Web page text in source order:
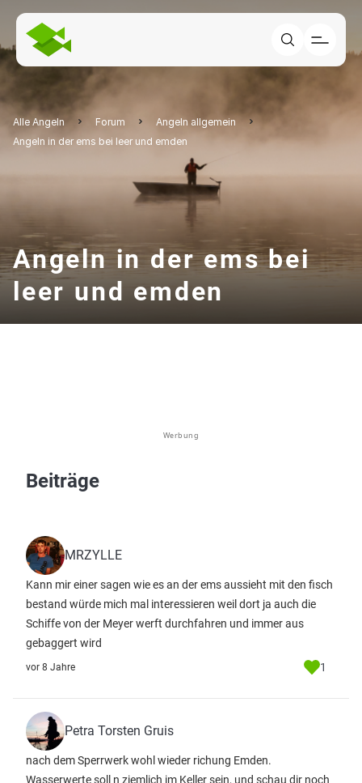
Alle Angeln Forum
Angeln allgemein
Angeln in der ems bei leer und emden
Angeln in der ems bei
leer und emden
Werbung
Beiträge
MRZYLLE
Kann mir einer sagen wie es an der ems aussieht mit den fisch
bestand würde mich mal interessieren weil dort ja auch die
Schiffe von der Meyer werft durchfahren und immer aus
gebaggert wird
vor 8 Jahre 1
Petra Torsten Gruis
nach dem Sperrwerk wohl wieder richung Emden.
Wasserwerte soll n ziemlich im Keller sein, und schau dir noch